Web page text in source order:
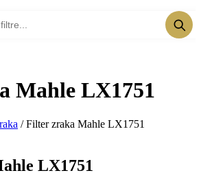
Mahle LX1751
/ Filter zraka Mahle LX1751
LX1751